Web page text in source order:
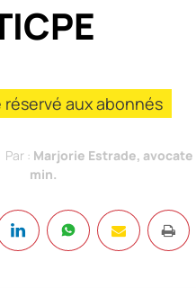
réservé aux abonnés
Par : Marjorie Estrade,
min.